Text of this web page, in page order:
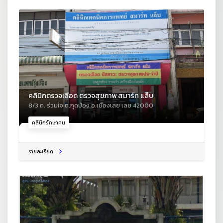
คลินิกรักษาคน
คลินิกตรวจเลือด ตรวจสุขภาพ สมาร์ท แล็บ
8/3 ถ. ร่วมใจ ต.กุดป่อง อ.เมืองเลย เลย 42000
รายละเอียด